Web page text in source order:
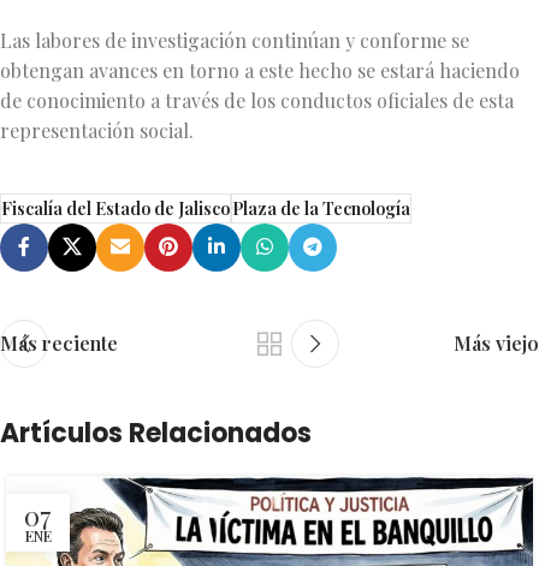
Las labores de investigación continúan y conforme se
obtengan avances en torno a este hecho se estará haciendo
de conocimiento a través de los conductos oficiales de esta
representación social.
Fiscalía del Estado de JaliscoPlaza de la Tecnología
Más reciente Más viejo
Artículos Relacionados
07
ENE